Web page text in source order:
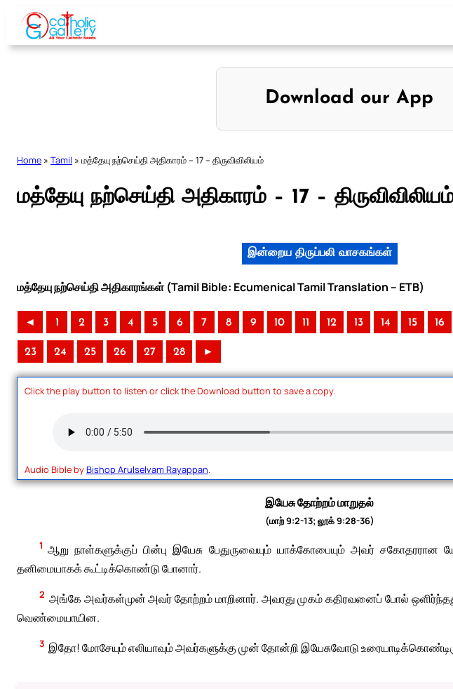
Skip
content
Download our App
Home » Tamil » மத்தேயு நற்செய்தி அதிகாரம் – 17 – திருவிவிலியம்
மத்தேயு நற்செய்தி அதிகாரம் – 17 –
இன்றைய திருப்பலி வாசகங்கள்
மத்தேயு நற்செய்தி அதிகாரங்கள் (Tamil Bible: Ecumenical Tamil Translation – ETB)
◄ 1 2 3 4 5 6 7 8 9 10 11 12 13 14 15 16
23 24 25 26 27 28 ►
Click the play button to listen or click the Download button to save a copy.
Audio Bible byBishop Arulselvam Rayappan.
இயேசு தோற்றம் மாறுதல்
(மாற் 9:2-13; லூக் 9:28-36)
1 ஆறு நாள்களுக்குப் பின்பு இயேசு பேதுருவையும் யாக்கோபையும் அவர்
தனிமையாகக் கூட்டிக்கொண்டு போனார்.
2 அங்கே அவர்கள்முன் அவர் தோற்றம் மாறினார். அவரது முகம் கதிரவனைப் போல்
வெண்மையாயின.
3 இதோ! மோசேயும் எலியாவும் அவர்களுக்கு முன் தோன்றி இயேசுவோடு